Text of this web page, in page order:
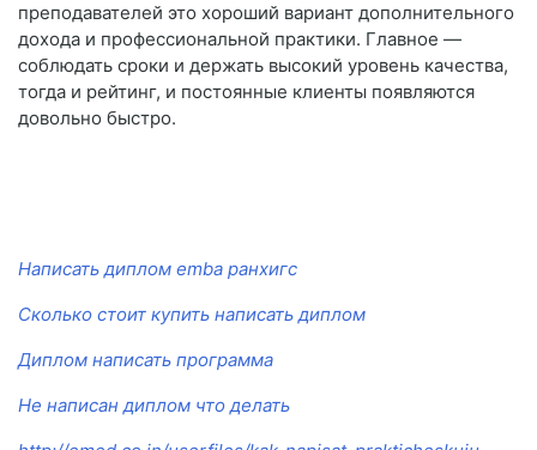
преподавателей это хороший вариант дополнительного
дохода и профессиональной практики. Главное —
соблюдать сроки и держать высокий уровень качества,
тогда и рейтинг, и постоянные клиенты появляются
довольно быстро.
Написать диплом emba ранхигс
Сколько стоит купить написать диплом
Диплом написать программа
Не написан диплом что делать